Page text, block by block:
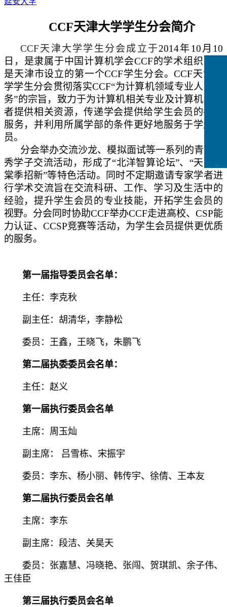
CCF天津大学学生分会简介
CCF天津大学学生分会成立于2014年10月10
日， 是隶属于中国计算机学会CCF的学术组织
是天津市设立的第一个CCF学生分会。CCF天津大
学学生分会贯彻落实CCF“为计算机领域专业人士服
务”的宗旨，致力于为计算机相关专业及计算机爱好
者提供相关资源，传递学会提供给学生会员的各种
服务，并利用所属学部的条件更好地服务于学生会
员。
分会举办交流沙龙、模拟面试等一系列的青年优
秀学子交流活动，形成了“北洋智算论坛”、“天大海
棠季招新”等特色活动。同时不定期邀请专家学者进
行学术交流旨在交流科研、工作、学习及生活中的
经验，提升学生会员的专业技能，开拓学生会员的
视野。分会同时协助CCF举办CCF走进高校、CSP能
力认证、 CCSP竞赛等活动，为学生会员提供更优质
的服务。
第一届指导委员会名单：
主任：李克秋
副主任：胡清华，李静松
委员：王鑫，王晓飞，朱鹏飞
第二届执委委员会名单：
主任：赵义
第一届执行委员会名单
主席：周玉灿
副主席： 吕雪栋、宋振宇
委员：李东、杨小丽、韩传宇、徐倩、王本友
第二届执行委员会名单
主席：李东
副主席：段洁、关昊天
委员：张嘉慧、冯晓艳、张闯、贺琪凯、余子伟、
王佳臣
第三届执行委员会名单